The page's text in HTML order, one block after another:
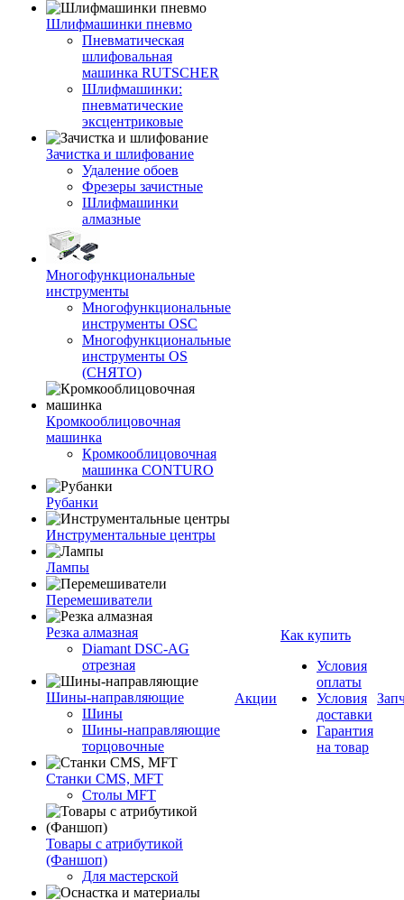
Шлифмашинки пневмо
Пневматическая
шлифовальная
машинка RUTSCHER
Шлифмашинки:
пневматические
эксцентриковые
Зачистка и шлифование
Удаление обоев
Фрезеры зачистные
Шлифмашинки
алмазные
Многофункциональные
инструменты
Многофункциональные
инструменты OSC
Многофункциональные
инструменты OS
(СНЯТО)
Кромкооблицовочная
машинка
Кромкооблицовочная
машинка CONTURO
Рубанки
Инструментальные центры
Лампы
Перемешиватели
Резка алмазная
Diamant DSC-AG
отрезная
Шины-направляющие
Шины
Шины-направляющие
торцовочные
Станки CMS, MFT
Столы MFT
Товары с атрибутикой
(Фаншоп)
Для мастерской
Акции
Как купить
Условия
оплаты
Условия
доставки
Гарантия
на товар